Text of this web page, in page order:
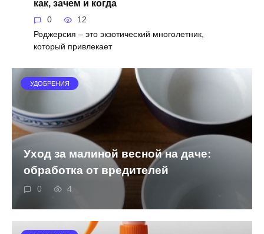
как, зачем и когда
0 12
Роджерсия – это экзотический многолетник,
который привлекает
УДОБРЕНИЯ
Уход за малиной весной на даче:
обработка от вредителей
0 4